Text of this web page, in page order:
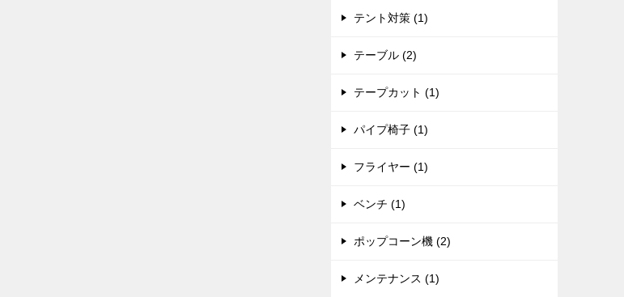
テント対策 (1)
テーブル (2)
テープカット (1)
パイプ椅子 (1)
フライヤー (1)
ベンチ (1)
ポップコーン機 (2)
メンテナンス (1)